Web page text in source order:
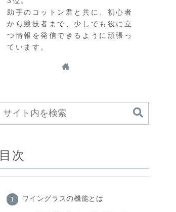
助手のコットン君と共に、初心者
から競技者まで、少しでも役に立
つ情報を発信できるように頑張っ
ています。
目次
ワイングラスの機能とは